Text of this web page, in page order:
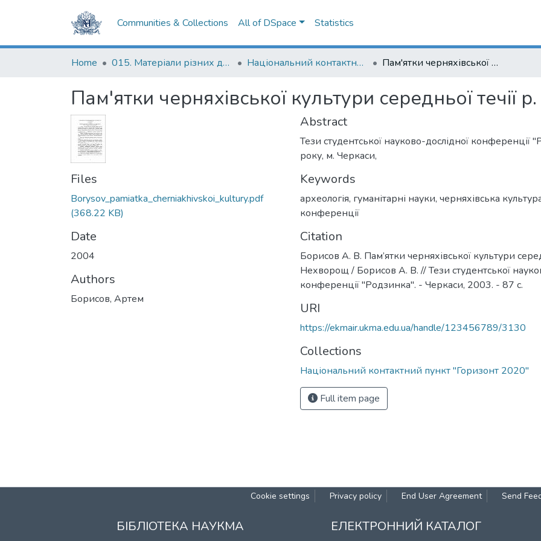
Communities & Collections All of DSpace Statistics
Home 015. Матеріали різних дослідників та організацій Національний контактний пункт "Горизонт 2020" Пам'ятки черняхівської культури середньої течії р. Нехворощ
Пам'ятки черняхівської культури середньої течії
Files
Borysov_pamiatka_cherniakhivskoi_kultury.pdf
(368.22 KB)
Date
2004
Authors
Борисов, Артем
Abstract
Тези студентської науково-дослідної конференції
року, м. Черкаси,
Keywords
археологія, гуманітарні науки, черняхівська
конференції
Citation
Борисов А. В. Пам’ятки черняхівської культури
Нехворощ / Борисов А. В. // Тези студентської
конференції "Родзинка". - Черкаси, 2003. - 87 с.
URI
https://ekmair.ukma.edu.ua/handle/123456789/3130
Collections
Національний контактний пункт "Горизонт 2020"
Full item page
Cookie settings Privacy policy End User Agreement Send
БІБЛІОТЕКА НАУКМА ЕЛЕКТРОННИЙ КАТАЛОГ